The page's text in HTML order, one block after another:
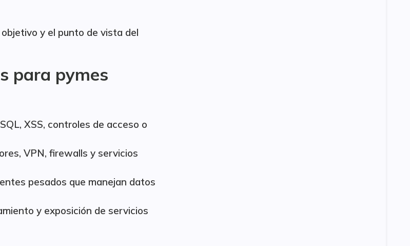
y el punto de vista del
para pymes
XSS, controles de acceso o
VPN, firewalls y servicios
pesados que manejan datos
y exposición de servicios